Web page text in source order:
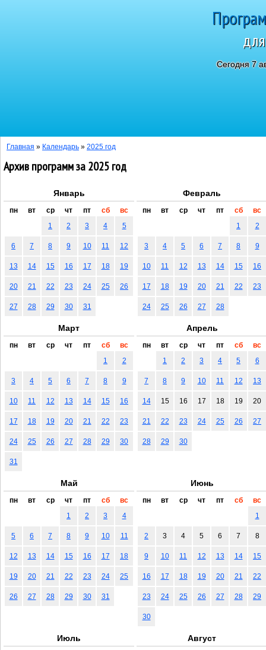
Сегодня 7
Главная » Календарь » 2025 год
Архив программ за 2025 год
Январь
пн вт ср чт пт сб
вс
1
2 3 4 5
6 7 8 9 10 11 12
13 14 15 16 17 18 19
20 21 22 23 24 25 26
27 28 29 30 31
Февраль
пн вт ср чт пт сб
вс
1
2
3 4 5 6 7 8 9
10 11 12 13 14 15 16
17 18 19 20 21 22 23
24 25 26 27 28
Март
пн вт ср чт пт сб
вс
1
2
3 4 5 6 7 8 9
10 11 12 13 14 15 16
17 18 19 20 21 22 23
24 25 26 27 28 29 30
31
Апрель
пн вт ср чт пт сб
вс
1
2 3 4 5 6
7 8 9 10 11 12 13
14 15 16 17 18 19 20
21 22 23 24 25 26 27
28 29 30
Май
пн вт ср чт пт сб
вс
1
2 3 4
5 6 7 8 9 10 11
12 13 14 15 16 17 18
19 20 21 22 23 24 25
26 27 28 29 30 31
Июнь
пн вт ср чт пт сб
вс
1
2 3 4 5 6 7 8
9 10 11 12 13 14 15
16 17 18 19 20 21 22
23 24 25 26 27 28 29
30
Июль Август